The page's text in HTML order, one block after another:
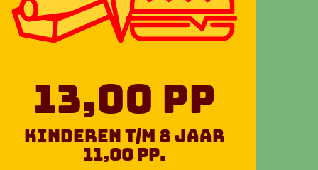
13,00 pp
kinderen t/m 8 jaar
11,00 pp.